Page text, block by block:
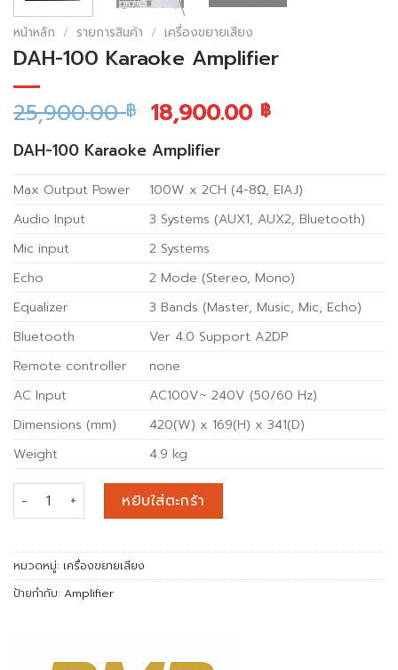
หน้าหลัก / รายการสินค้า / เครื่องขยายเสียง
DAH-100 Karaoke Amplifier
25,900.00฿ 18,900.00 ฿
DAH-100 Karaoke Amplifier
Max Output Power
100W x 2CH (4-8Ω, EIAJ)
Audio Input
3 Systems (AUX1, AUX2, Bluetooth)
Mic input
2 Systems
Echo
2 Mode (Stereo, Mono)
Equalizer
3 Bands (Master, Music, Mic, Echo)
Bluetooth
Ver 4.0 Support A2DP
Remote controller
none
AC Input
AC100V~ 240V (50/60 Hz)
Dimensions (mm)
420(W) x 169(H) x 341(D)
Weight
4.9 kg
จำนวน DAH-100 Karaoke Amplifier ชิ้น
หยิบใส่ตะกร้า
หมวดหมู่: เครื่องขยายเสียง
ป้ายกำกับ: Amplifier